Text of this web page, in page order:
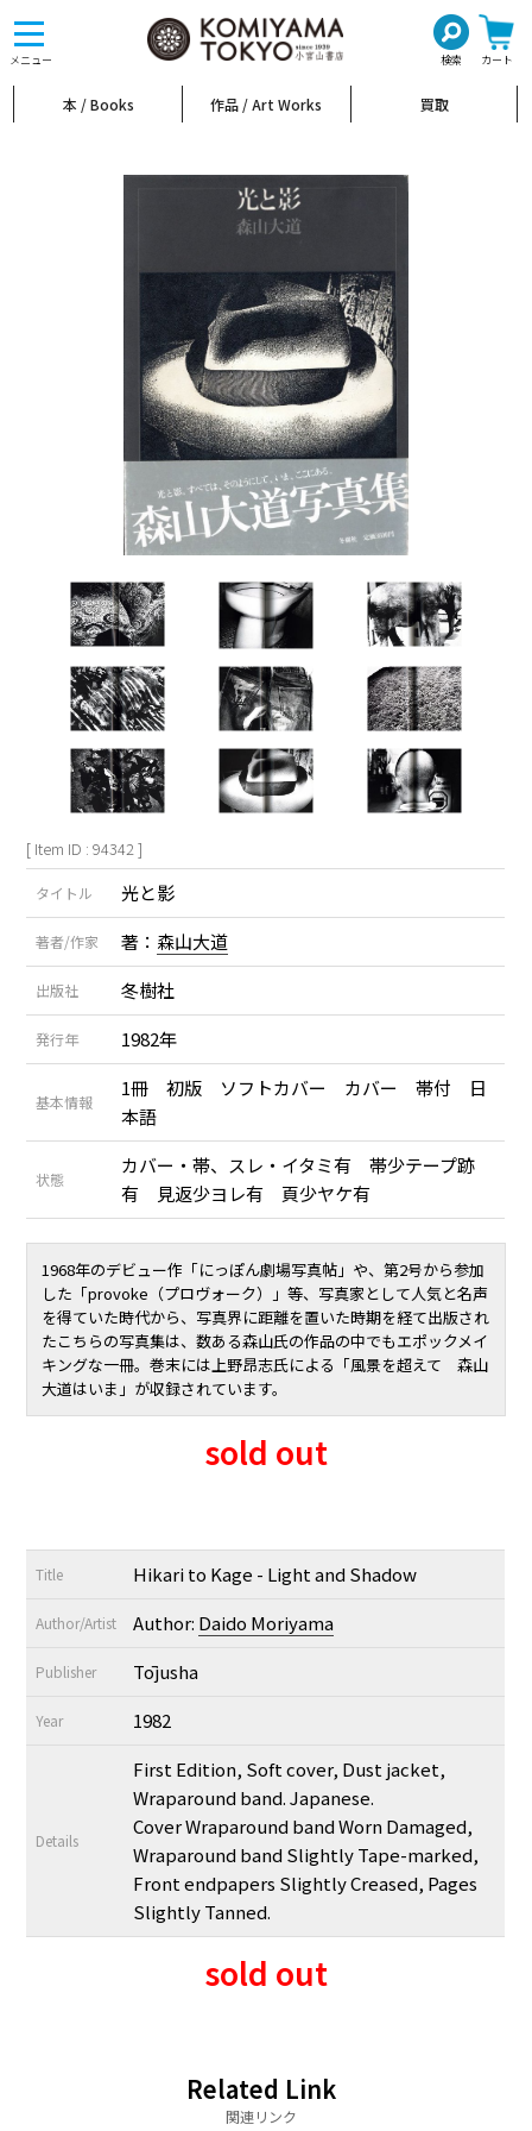
メニュー 検索 カート
toggle
navigation
本 / Books 作品 / Art Works 買取
[ Item ID : 94342 ]
タイトル 光と影
著者/作家 著： 森山大道
出版社 冬樹社
発行年 1982年
基本情報
1冊 初版 ソフトカバー カバー 帯付 日
本語
状態
カバー・帯、スレ・イタミ有 帯少テープ跡
有 見返少ヨレ有 頁少ヤケ有
1968年のデビュー作「にっぽん劇場写真帖 」や、第2号から参加
した「provoke（プロヴォーク）
」等、写真家として人気と名声
を得ていた時代から、写真界に距離を置いた時期を経て出版され
たこちらの写真集は、数ある森山氏の作品の中でもエポックメイ
キングな一冊。巻末には上野昂志氏による「風景を超えて 森山
大道はいま」が収録されています。
sold out
Title Hikari to Kage - Light and Shadow
Author/Artist Author: Daido Moriyama
Publisher Tōjusha
Year 1982
Details
First Edition, Soft cover, Dust jacket,
Wraparound band. Japanese.
Cover Wraparound band Worn Damaged,
Wraparound band Slightly Tape-marked,
Front endpapers Slightly Creased, Pages
Slightly Tanned.
sold out
Related Link
関連リンク